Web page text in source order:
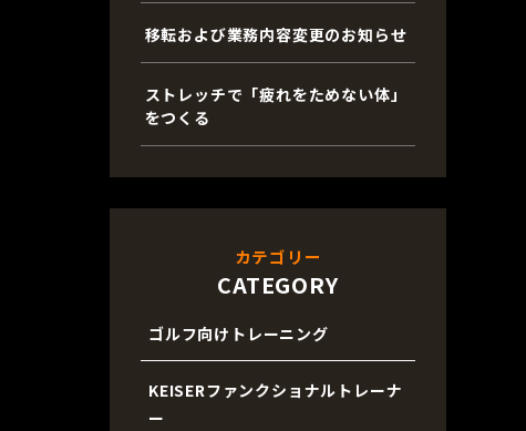
移転および業務内容変更のお知らせ
ストレッチで「疲れをためない体」
をつくる
カテゴリー
CATEGORY
ゴルフ向けトレーニング
KEISERファンクショナルトレーナ
ー